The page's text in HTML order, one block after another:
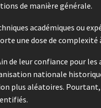
de manière générale.
académiques ou
une dose de
de leur confiance pour
nationale
plus aléatoires.